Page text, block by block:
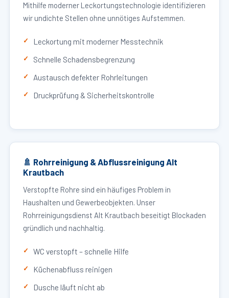
Mithilfe moderner Leckortungstechnologie identifizieren
wir undichte Stellen ohne unnötiges Aufstemmen.
Leckortung mit moderner Messtechnik
Schnelle Schadensbegrenzung
Austausch defekter Rohrleitungen
Druckprüfung & Sicherheitskontrolle
🚿 Rohrreinigung & Abflussreinigung Alt
Krautbach
Verstopfte Rohre sind ein häufiges Problem in
Haushalten und Gewerbeobjekten. Unser
Rohrreinigungsdienst Alt Krautbach beseitigt Blockaden
gründlich und nachhaltig.
WC verstopft – schnelle Hilfe
Küchenabfluss reinigen
Dusche läuft nicht ab